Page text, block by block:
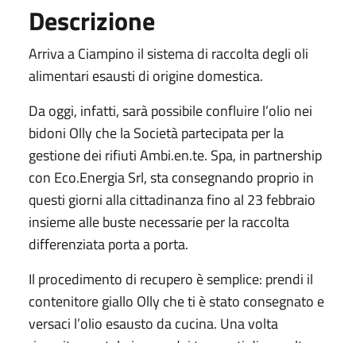
Descrizione
Arriva a Ciampino il sistema di raccolta degli oli
alimentari esausti di origine domestica.
Da oggi, infatti, sarà possibile confluire l’olio nei
bidoni Olly che la Società partecipata per la
gestione dei rifiuti Ambi.en.te. Spa, in partnership
con Eco.Energia Srl, sta consegnando proprio in
questi giorni alla cittadinanza fino al 23 febbraio
insieme alle buste necessarie per la raccolta
differenziata porta a porta.
Il procedimento di recupero è semplice: prendi il
contenitore giallo Olly che ti è stato consegnato e
versaci l’olio esausto da cucina. Una volta